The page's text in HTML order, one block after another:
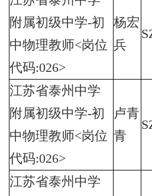
附属初级中学-初
中物理教师<岗位
代码:026>
杨宏
兵
江苏省泰州中学
附属初级中学-初
中物理教师<岗位
代码:026>
卢青
青
江苏省泰州中学